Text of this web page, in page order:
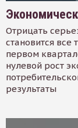
Отрицать
становится
первом
нулевой рост
результаты